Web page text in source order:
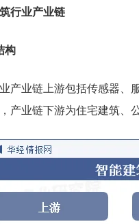
行业产业链
构
产业链上游包括传感器、
产业链下游为住宅建筑、